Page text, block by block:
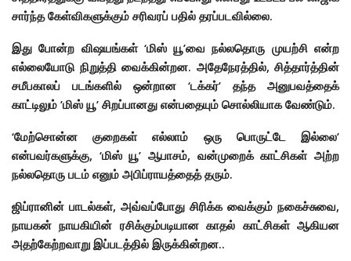
சார்ந்த கேள்விகளுக்கும் சரிவரப் பதில் தரப்படவில்லை.
இது போன்ற விஷயங்கள் ‘மிஸ் யூ’வை நல்லதொரு முயற்சி என்ற
எல்லையோடு நிறுத்தி வைக்கின்றன. அதேநேரத்தில், சித்தார்த்தின்
சமீபகாலப் படங்களில் ஒன்றான ‘டக்கர்’ தந்த அனுபவத்தைக்
காட்டிலும் ’மிஸ் யூ’ சிறப்பானது என்பதையும் சொல்லியாக வேண்டும்.
‘மேற்சொன்ன குறைகள் எல்லாம் ஒரு பொருட்டே இல்லை’
என்பவர்களுக்கு, ‘மிஸ் யூ’ ஆபாசம், வன்முறைக் காட்சிகள் அற்ற
நல்லதொரு படம் எனும் அபிப்ராயத்தைத் தரும்.
ஜிப்ரானின் பாடல்கள், அவ்வப்போது சிரிக்க வைக்கும் நகைச்சுவை,
நாயகன் நாயகியின் ரசிக்கும்படியான காதல் காட்சிகள் ஆகியன
அதற்கேற்றவாறு இப்படத்தில் இருக்கின்றன..